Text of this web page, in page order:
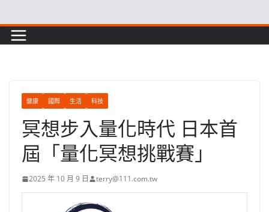
to
content
健康 國際 生活 科技
冥想步入量化時代 日本首
屆「量化冥想挑戰賽」
2025 年 10 月 9 日 terry@111.com.tw